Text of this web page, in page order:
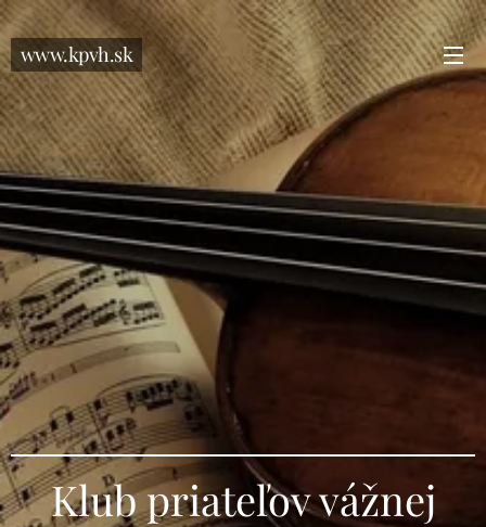
www.kpvh.sk
Klub priateľov vážnej